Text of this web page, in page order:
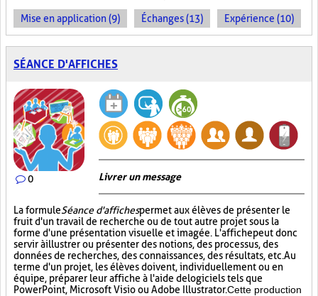
Mise en application (9) Échanges (13) Expérience (10)
SÉANCE D'AFFICHES
0 Livrer un message
La formuleSéance d'affichespermet aux élèves de présenter le
fruit d'un travail de recherche ou de tout autre projet sous la
forme d'une présentation visuelle et imagée. L'affichepeut donc
servir à illustrer ou présenter des notions, des processus, des
données de recherches, des connaissances, des résultats, etc. Au
terme d'un projet, les élèves doivent, individuellement ou en
équipe, préparer leur affiche à l'aide de logiciels tels que
PowerPoint, Microsoft Visio ou Adobe Illustrator.Cette production